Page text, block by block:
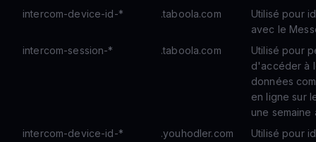
intercom-device-id-* .taboola.com
Utilisé pour
avec le
intercom-session-*
.taboola.com
Utilisé pour
d'accéder à
données
en ligne sur
une
intercom-device-id-*
.youhodler.com
Utilisé pour